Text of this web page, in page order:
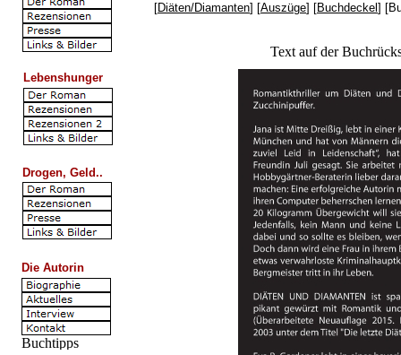
Lebenshunger
Drogen, Geld..
Die Autorin
[Diäten/Diamanten] [Auszüge] [Buchdeckel ]
Text auf der